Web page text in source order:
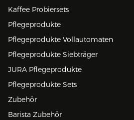
Kaffee Probiersets
Pflegeprodukte
Pflegeprodukte Vollautomaten
Pflegeprodukte Siebträger
JURA Pflegeprodukte
Pflegeprodukte Sets
Zubehör
Barista Zubehör